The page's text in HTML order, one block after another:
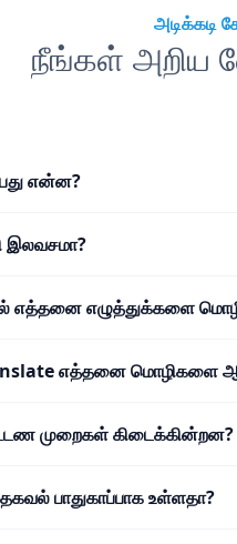
அடிக்கடி
நீங்கள் அறிய
என்ன?
இலவசமா?
எத்தனை எழுத்துக்களை
எத்தனை மொழிகளை
முறைகள் கிடைக்கின்றன?
பாதுகாப்பாக உள்ளதா?